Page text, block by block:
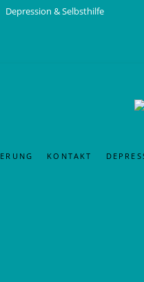
Depression & Selbsthilfe
KONTAKT